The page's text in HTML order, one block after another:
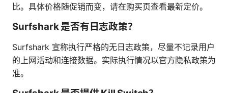
比。具体价格随促销而变，请在购买页查看最新定价。
Surfshark 是否有日志政策？
Surfshark 宣称执行严格的无日志政策，尽量不记录用户
的上网活动和连接数据。实际执行情况以官方隐私政策为
准。